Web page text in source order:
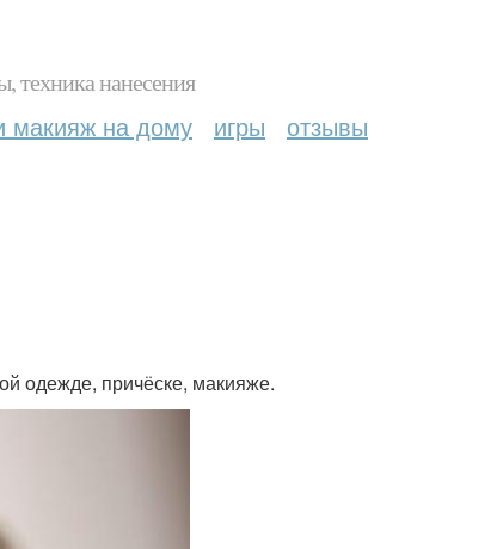
техника нанесения
макияж на дому игры отзывы
одежде, причёске, макияже.